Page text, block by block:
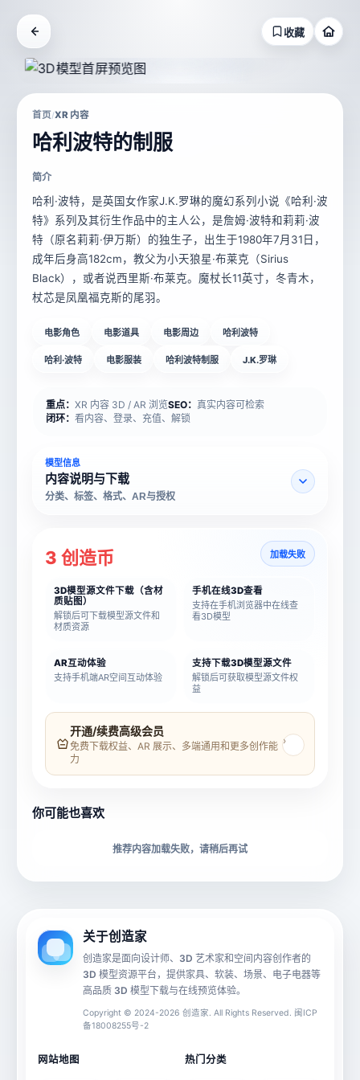
收藏
首页/XR 内容
哈利波特的制服
简介
哈利·波特，是英国女作家J.K.罗琳的魔幻系列小说《哈利·波
特》系列及其衍生作品中的主人公，是詹姆·波特和莉莉·波
特（原名莉莉·伊万斯）的独生子，出生于1980年7月31日，
成年后身高182cm，教父为小天狼星·布莱克（Sirius
Black），或者说西里斯·布莱克。魔杖长11英寸，冬青木，
杖芯是凤凰福克斯的尾羽。
电影角色 电影道具 电影周边 哈利波特
哈利·波特 电影服装 哈利波特制服 J.K.罗琳
重点： XR 内容 3D / AR 浏览SEO： 真实内容可检索
闭环： 看内容、登录、充值、解锁
模型信息
内容说明与下载
分类、标签、格式、AR与授权
模型名称
材质贴图
文件大小
3 创造币 加载失败
3D模型源文件下载（含材
质贴图）
解锁后可下载模型源文件和
材质资源
手机在线3D查看
支持在手机浏览器中在线查
看3D模型
AR互动体验
支持手机端AR空间互动体验
支持下载3D模型源文件
解锁后可获取模型源文件权
益
开通/续费高级会员
免费下载权益、AR 展示、多端通用和更多创作能
力
›
你可能也喜欢
推荐内容加载失败，请稍后再试
关于创造家
创造家是面向设计师、3D 艺术家和空间内容创作者的
3D 模型资源平台，提供家具、软装、场景、电子电器等
高品质 3D 模型下载与在线预览体验。
Copyright © 2024-2026 创造家. All Rights Reserved. 闽ICP
备18008255号-2
网站地图 热门分类